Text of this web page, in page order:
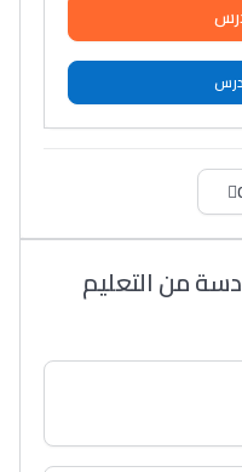
من التعليم